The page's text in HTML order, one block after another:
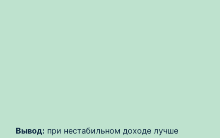
Вывод: при нестабильном доходе лучше